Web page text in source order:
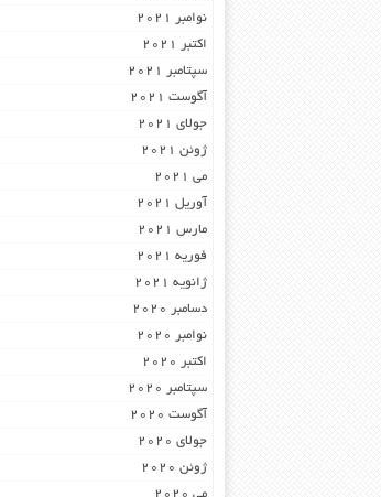
نوامبر 2021
اکتبر 2021
سپتامبر 2021
آگوست 2021
جولای 2021
ژوئن 2021
می 2021
آوریل 2021
مارس 2021
فوریه 2021
ژانویه 2021
دسامبر 2020
نوامبر 2020
اکتبر 2020
سپتامبر 2020
آگوست 2020
جولای 2020
ژوئن 2020